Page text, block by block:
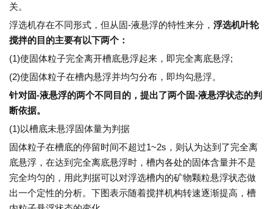
关。
浮选机存在不同形式，但从固-液悬浮的特性来分， 浮选机叶轮
搅拌的目的主要有以下两个：
(1)使固体粒子完全离开槽底悬浮起来，即完全离底悬浮;
(2)使固体粒子在槽内悬浮并均匀分布，即均勾悬浮。
针对固-液悬浮的两个不同目的，提出了两个固-液悬浮状态的判
断依据。
(1)以槽底未悬浮固体量为判据
固体粒子在槽底的停留时间不超过1~2s，则认为达到了完全离
底悬浮，在达到完全离底悬浮时，槽内各处的固体含量并不是
完全均匀的，用此判据可以对浮选槽内的矿物颗粒悬浮状态做
出一个定性的分析。下图表示随着搅拌机构转速逐渐提高，槽